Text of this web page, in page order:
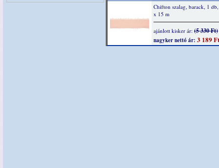
Chifton szalag, barack, 1
x 15 m
ajánlott kisker ár: (5 330 Ft)
nagyker nettó ár: 3 189 Ft